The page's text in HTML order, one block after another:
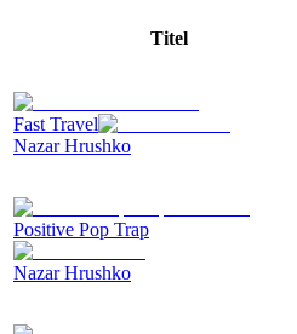
Titel
Fast Travel
Nazar Hrushko
Positive Pop Trap
Nazar Hrushko